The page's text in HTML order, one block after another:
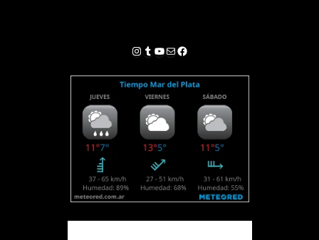
Instagram
Tumblr
YouTube
Correo electrónico
Facebook